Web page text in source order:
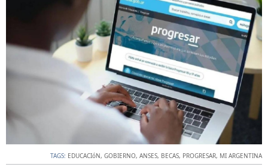
TAGS: EDUCACIóN, GOBIERNO, ANSES, BECAS, PROGRESAR, MI ARGENTINA